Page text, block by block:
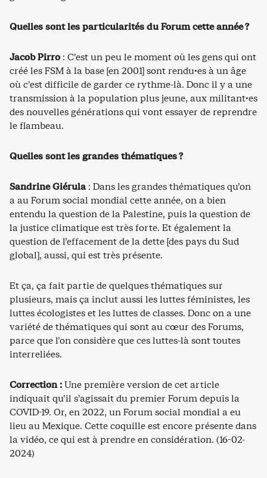
Quelles sont les particularités du Forum cette année ?
Jacob Pirro : C’est un peu le moment où les gens qui ont
créé les FSM à la base [en 2001] sont rendu·es à un âge
où c’est difficile de garder ce rythme-là. Donc il y a une
transmission à la population plus jeune, aux militant·es
des nouvelles générations qui vont essayer de reprendre
le flambeau.
Quelles sont les grandes thématiques ?
Sandrine Giérula: Dans les grandes thématiques qu’on
a au Forum social mondial cette année, on a bien
entendu la question de la Palestine, puis la question de
la justice climatique est très forte. Et également la
question de l’effacement de la dette [des pays du Sud
global], aussi, qui est très présente.
Et ça, ça fait partie de quelques thématiques sur
plusieurs, mais ça inclut aussi les luttes féministes, les
luttes écologistes et les luttes de classes. Donc on a une
variété de thématiques qui sont au cœur des Forums,
parce que l’on considère que ces luttes-là sont toutes
interreliées.
Correction :Une première version de cet article
indiquait qu’il s’agissait du premier Forum depuis la
COVID-19. Or, en 2022, un Forum social mondial a eu
lieu au Mexique. Cette coquille est encore présente dans
la vidéo, ce qui est à prendre en considération. (16-02-
2024)